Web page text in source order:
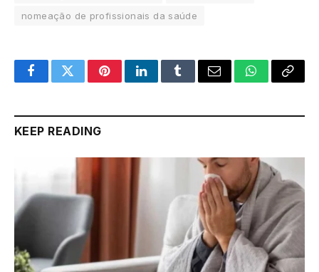
nomeação de profissionais da saúde
FacebookTwitterPinterestLinkedInTumblrEmail WhatsApp
Copy
KEEP READING